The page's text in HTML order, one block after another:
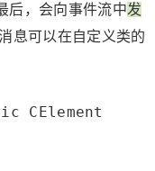
后，会向事件流中发
息可以在自定义类的
CElement